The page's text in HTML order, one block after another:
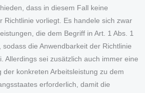
dass in diesem Fall keine
Richtlinie vorliegt. Es handele sich zwar
die dem Begriff in Art. 1 Abs. 1
die Anwendbarkeit der Richtlinie
Allerdings sei zusätzlich auch immer eine
der konkreten Arbeitsleistung zu dem
erforderlich, damit die